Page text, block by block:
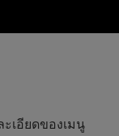
เอียดของเมนู